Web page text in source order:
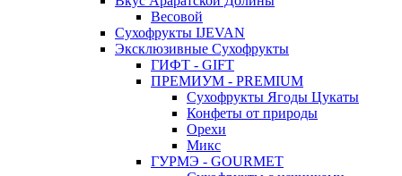
Весовой
Сухофрукты IJEVAN
Эксклюзивные Сухофрукты
ГИФТ - GIFT
ПРЕМИУМ - PREMIUM
Сухофрукты Ягоды Цукаты
Конфеты от природы
Орехи
Микс
ГУРМЭ - GOURMET